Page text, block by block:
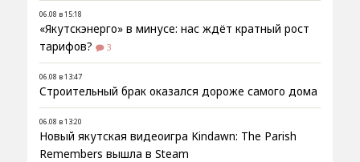
06.08 в 15:18
«Якутскэнерго» в минусе: нас ждёт кратный рост
тарифов?
3
06.08 в 13:47
Строительный брак оказался дороже самого дома
06.08 в 13:20
Новый якутская видеоигра Kindawn: The Parish
Remembers вышла в Steam